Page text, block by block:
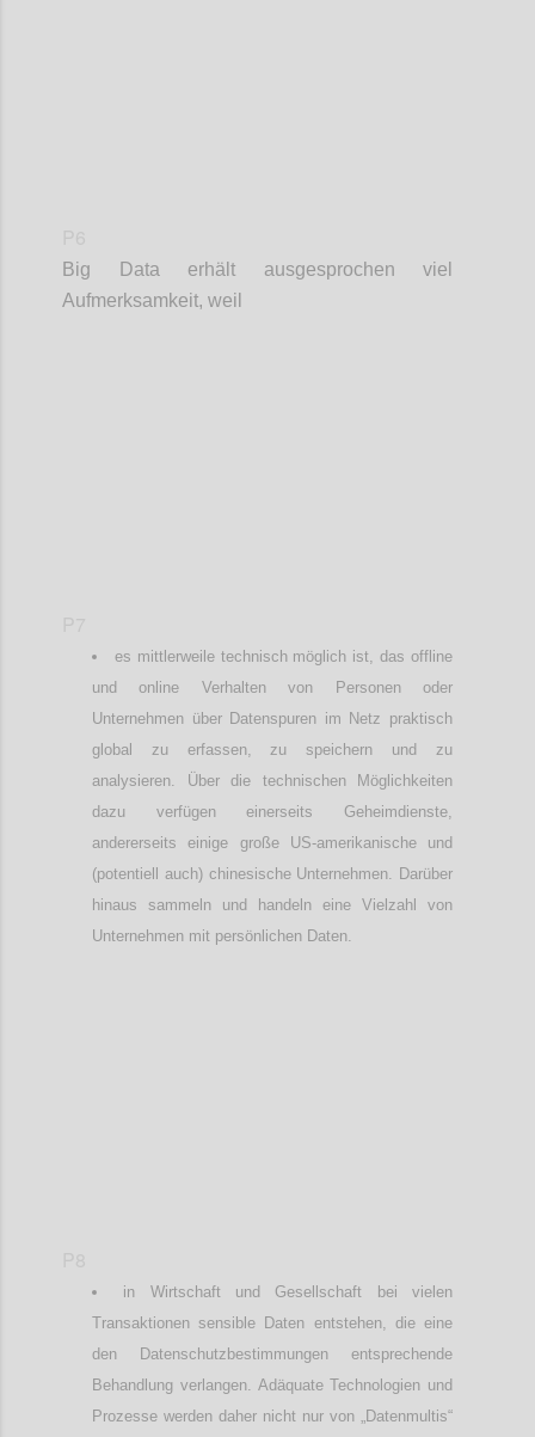
Big Data erhält ausgesprochen viel
Aufmerksamkeit, weil
es mittlerweile technisch möglich ist, das offline
und online Verhalten von Personen oder
Unternehmen über Datenspuren im Netz praktisch
global zu erfassen, zu speichern und zu
analysieren. Über die technischen Möglichkeiten
dazu verfügen einerseits Geheimdienste,
andererseits einige große US-amerikanische und
(potentiell auch) chinesische Unternehmen. Darüber
hinaus sammeln und handeln eine Vielzahl von
Unternehmen mit persönlichen Daten.
in Wirtschaft und Gesellschaft bei vielen
Transaktionen sensible Daten entstehen, die eine
den Datenschutzbestimmungen entsprechende
Behandlung verlangen. Adäquate Technologien und
Prozesse werden daher nicht nur von „Datenmultis“